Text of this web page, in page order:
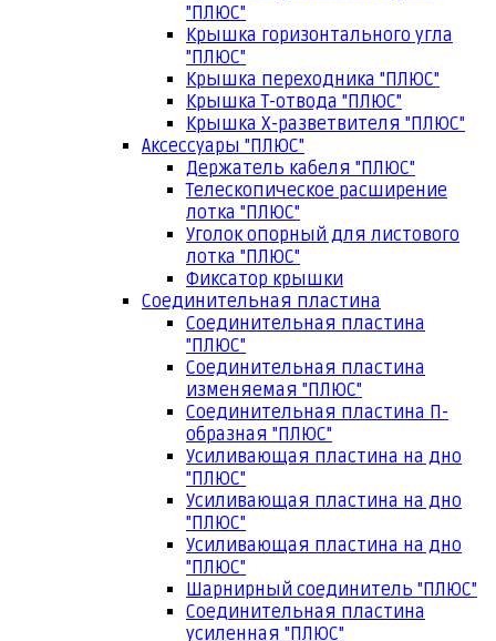
"ПЛЮС"
Крышка горизонтального угла
"ПЛЮС"
Крышка переходника "ПЛЮС"
Крышка Т-отвода "ПЛЮС"
Крышка Х-разветвителя "ПЛЮС"
Аксессуары "ПЛЮС"
Держатель кабеля "ПЛЮС"
Телескопическое расширение
лотка "ПЛЮС"
Уголок опорный для листового
лотка "ПЛЮС"
Фиксатор крышки
Соединительная пластина
Соединительная пластина
"ПЛЮС"
Соединительная пластина
изменяемая "ПЛЮС"
Соединительная пластина П-
образная "ПЛЮС"
Усиливающая пластина на дно
"ПЛЮС"
Усиливающая пластина на дно
"ПЛЮС"
Усиливающая пластина на дно
"ПЛЮС"
Шарнирный соединитель "ПЛЮС"
Соединительная пластина
усиленная "ПЛЮС"